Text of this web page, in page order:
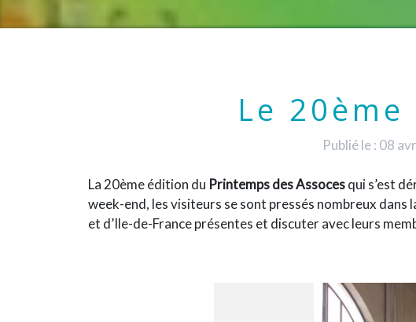
Le
Publié le : 08
La 20ème édition du Printemps des Assocesqui s’est
week-end, les visiteurs se sont pressés nombreux
et d’Ile-de-France présentes et discuter avec leurs